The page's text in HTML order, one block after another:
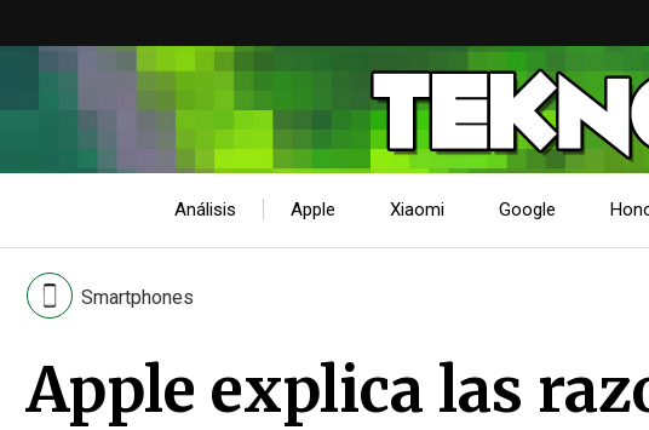
Análisis Apple Xiaomi Google
Smartphones
Apple explica las